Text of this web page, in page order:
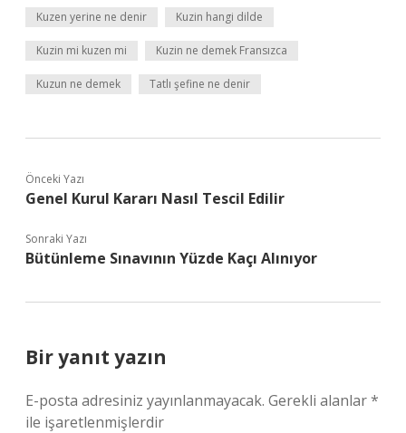
Kuzen yerine ne denir Kuzin hangi dilde
Kuzin mi kuzen mi Kuzin ne demek Fransızca
Kuzun ne demek Tatlı şefine ne denir
Önceki Yazı
Genel Kurul Kararı Nasıl Tescil Edilir
Sonraki Yazı
Bütünleme Sınavının Yüzde Kaçı Alınıyor
Bir yanıt yazın
E-posta adresiniz yayınlanmayacak. Gerekli alanlar*
ile işaretlenmişlerdir